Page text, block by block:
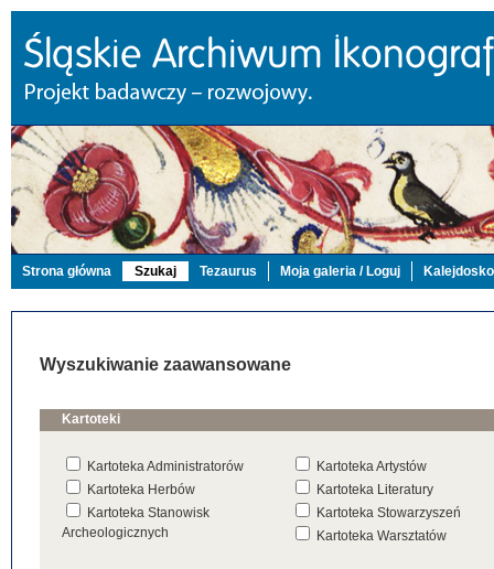
Strona główna Szukaj Tezaurus Moja galeria / Loguj
Wyszukiwanie zaawansowane
Kartoteki
Kartoteka Administratorów
Kartoteka Artystów
Kartoteka Herbów
Kartoteka Literatury
Kartoteka Stanowisk
Archeologicznych
Kartoteka Stowarzyszeń
Kartoteka Warsztatów